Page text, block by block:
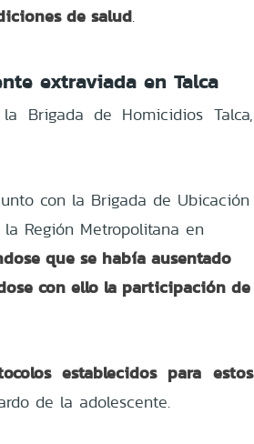
de salud.
extraviada en Talca
Brigada de Homicidios Talca,
con la Brigada de Ubicación
Región Metropolitana en
que se había ausentado
con ello la participación de
establecidos para estos
de la adolescente.